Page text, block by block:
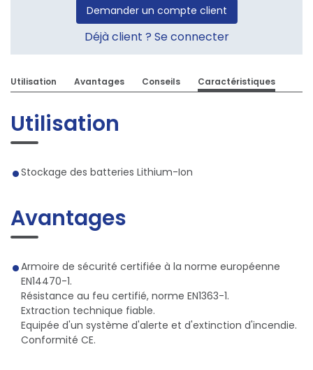
Demander un compte client
Déjà client ? Se connecter
Utilisation Avantages Conseils Caractéristiques
Utilisation
Stockage des batteries Lithium-Ion
Avantages
Armoire de sécurité certifiée à la norme européenne
EN14470-1.
Résistance au feu certifié, norme EN1363-1.
Extraction technique fiable.
Equipée d'un système d'alerte et d'extinction d'incendie.
Conformité CE.